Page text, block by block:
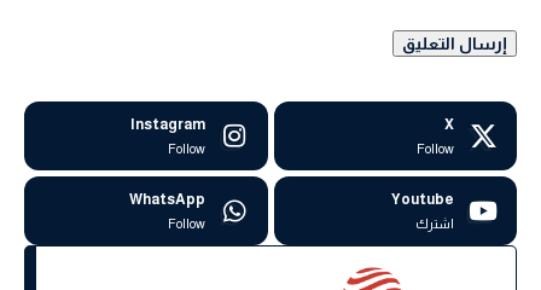
X
Follow
Instagram
Follow
Youtube
اشترك
WhatsApp
Follow